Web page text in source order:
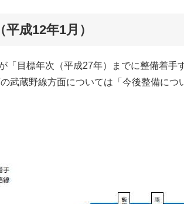
成12年1月）
目標年次（平成27年）までに整備着手
武蔵野線方面については「今後整備につ